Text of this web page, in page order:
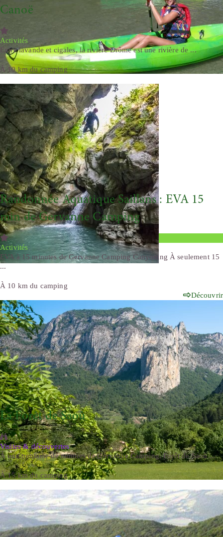
Canoë
Activités
Entre lavande et cigales, la rivière Drôme est une rivière de ...
À 10 km du camping
Randonnée Aquatique Saillans : EVA 15
min de Gervanne Camping
Activités
EVA à 15 minutes de Gervanne Camping Canyoning À seulement 15
...
À 10 km du camping
Découvrir
La Forêt de Saoû
Visites & découvertes
À une trentaine de minutes de Gervanne Camping, Forêt de Saoû ...
À 15 km du camping